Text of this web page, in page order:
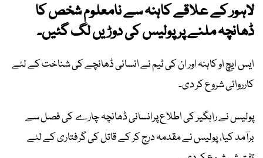
لاہور کے علاقے کاہنہ سے نامعلوم شخص کا
ڈھانچہ ملنے پر پولیس کی دوڑیں لگ گئیں۔
ایس ایچ او کاہنہ اور ان کی ٹیم نے انسانی ڈھانچے کی شناخت کے لئے
کارروائی شروع کر دی۔
پولیس نے راہگیر کی اطلاع پرانسانی ڈھانچہ چارے کی فصل سے
برآمد کیا، پولیس نے مقدمہ درج کر کے قاتل کی گرفتاری کے لئے